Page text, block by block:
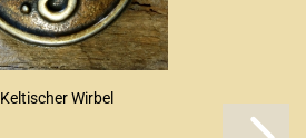
Keltischer Wirbel